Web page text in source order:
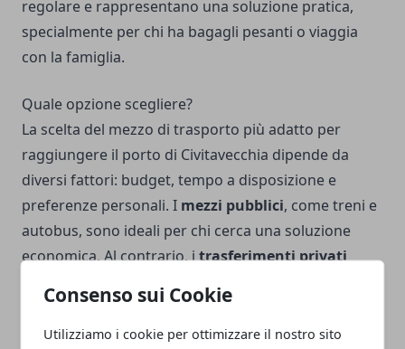
Consenso sui Cookie
Utilizziamo i cookie per ottimizzare il nostro sito
regolare e rappresentano una soluzione pratica,
specialmente per chi ha bagagli pesanti o viaggia
con la famiglia.
Quale opzione scegliere?
La scelta del mezzo di trasporto più adatto per
raggiungere il porto di Civitavecchia dipende da
diversi fattori: budget, tempo a disposizione e
preferenze personali. I mezzi pubblici, come treni e
autobus, sono ideali per chi cerca una soluzione
economica. Al contrario, itrasferimenti privati
particolarmente adatti a chi vuole minimizzare lo
stress. Qualunque sia la vostra scelta, una